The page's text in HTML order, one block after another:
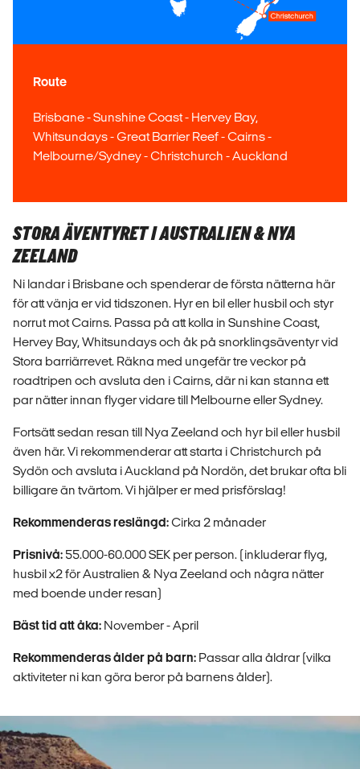
Route
Brisbane - Sunshine Coast - Hervey Bay,
Whitsundays - Great Barrier Reef - Cairns -
Melbourne/Sydney - Christchurch - Auckland
STORA ÄVENTYRET I AUSTRALIEN & NYA
ZEELAND
Ni landar i Brisbane och spenderar de första nätterna här
för att vänja er vid tidszonen. Hyr en bil eller husbil och styr
norrut mot Cairns. Passa på att kolla in Sunshine Coast,
Hervey Bay, Whitsundays och åk på snorklingsäventyr vid
Stora barriärrevet. Räkna med ungefär tre veckor på
roadtripen och avsluta den i Cairns, där ni kan stanna ett
par nätter innan flyger vidare till Melbourne eller Sydney.
Fortsätt sedan resan till Nya Zeeland och hyr bil eller husbil
även här. Vi rekommenderar att starta i Christchurch på
Sydön och avsluta i Auckland på Nordön, det brukar ofta bli
billigare än tvärtom. Vi hjälper er med prisförslag!
Rekommenderas reslängd:Cirka 2 månader
Prisnivå: 55.000-60.000 SEK per person. (inkluderar flyg,
husbil x2 för Australien & Nya Zeeland och några nätter
med boende under resan)
Bäst tid att åka: November - April
Rekommenderas ålder på barn: Passar alla åldrar (vilka
aktiviteter ni kan göra beror på barnens ålder).